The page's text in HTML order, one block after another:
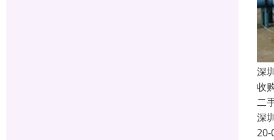
深
收
二
深
20-